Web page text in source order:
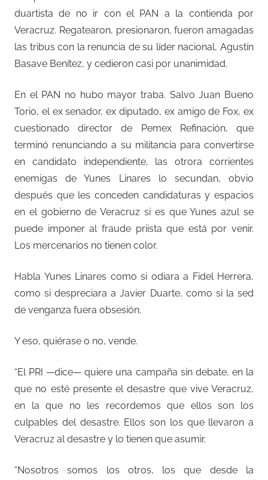
duartista de no ir con el PAN a la contienda por
Veracruz. Regatearon, presionaron, fueron amagadas
las tribus con la renuncia de su líder nacional, Agustín
Basave Benítez, y cedieron casi por unanimidad.
En el PAN no hubo mayor traba. Salvo Juan Bueno
Torio, el ex senador, ex diputado, ex amigo de Fox, ex
cuestionado director de Pemex Refinación, que
terminó renunciando a su militancia para convertirse
en candidato independiente, las otrora corrientes
enemigas de Yunes Linares lo secundan, obvio
después que les conceden candidaturas y espacios
en el gobierno de Veracruz si es que Yunes azul se
puede imponer al fraude priista que está por venir.
Los mercenarios no tienen color.
Habla Yunes Linares como si odiara a Fidel Herrera,
como si despreciara a Javier Duarte, como si la sed
de venganza fuera obsesión.
Y eso, quiérase o no, vende.
“El PRI —dice— quiere una campaña sin debate, en la
que no esté presente el desastre que vive Veracruz,
en la que no les recordemos que ellos son los
culpables del desastre. Ellos son los que llevaron a
Veracruz al desastre y lo tienen que asumir.
“Nosotros somos los otros, los que desde la